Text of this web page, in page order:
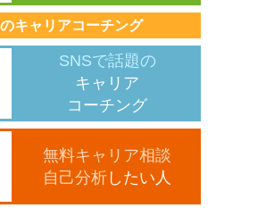
キャリアコーチング
SNSで話題の
キャリア
コーチング
無料キャリア相談
自己分析 したい人